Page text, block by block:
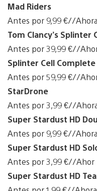
Mad Riders
Antes por 9,99 €//
Tom Clancy’s Splinter
Antes por 39,99 €//
Splinter Cell Complete
Antes por 59,99 €//
StarDrone
Antes por 3,99 €//
Super Stardust HD
Antes por 9,99 €//
Super Stardust HD
Antes por 3,99 €//Ahor
Super Stardust HD